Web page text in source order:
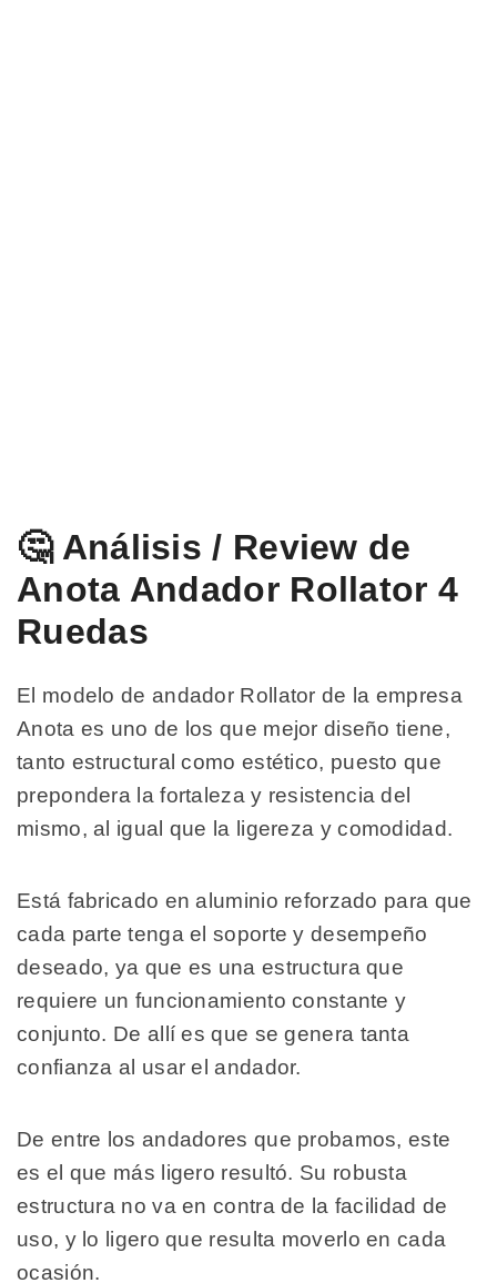
🤔 Análisis / Review de
Anota Andador Rollator 4
Ruedas
El modelo de andador Rollator de la empresa
Anota es uno de los que mejor diseño tiene,
tanto estructural como estético, puesto que
prepondera la fortaleza y resistencia del
mismo, al igual que la ligereza y comodidad.
Está fabricado en aluminio reforzado para que
cada parte tenga el soporte y desempeño
deseado, ya que es una estructura que
requiere un funcionamiento constante y
conjunto. De allí es que se genera tanta
confianza al usar el andador.
De entre los andadores que probamos, este
es el que más ligero resultó. Su robusta
estructura no va en contra de la facilidad de
uso, y lo ligero que resulta moverlo en cada
ocasión.